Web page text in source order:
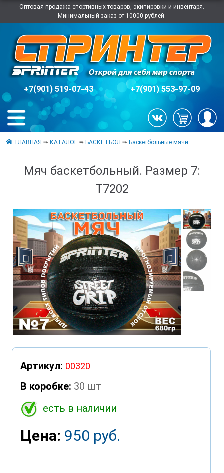
Оптовая продажа спортивных товаров, экипировки и инвентаря.
Минимальный заказ от 10000 рублей.
+7(901) 519-07-43 +7(901) 553-97-09
ГЛАВНАЯ ➠КАТАЛОГ ➠БАСКЕТБОЛ ➠Баскетбольные мячи
Мяч баскетбольный. Размер 7:
Т7202
❮ ❯
Артикул: 00320
В коробке: 30 шт
есть в наличии
Цена: 950 руб.